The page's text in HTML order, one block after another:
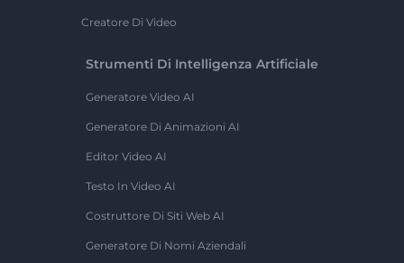
Creatore Di Video
Strumenti Di Intelligenza Artificiale
Generatore Video AI
Generatore Di Animazioni AI
Editor Video AI
Testo In Video AI
Costruttore Di Siti Web AI
Generatore Di Nomi Aziendali